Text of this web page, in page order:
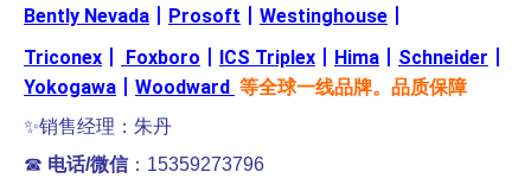
Bently Nevada
Prosoft Westinghouse
Triconex
Foxboro ICS Triplex Hima Schneider
Yokogawa
Woodward 等全球一线品牌。品质保障
✨销售经理：朱丹
☎ 电话/微信：15359273796